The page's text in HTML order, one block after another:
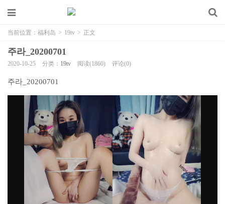
当前位置： 福利岛 > 19tv > 正文
주라_20200701
2020-10-25 分类： 19tv 阅读(1860) 评论(0)
주라_20200701